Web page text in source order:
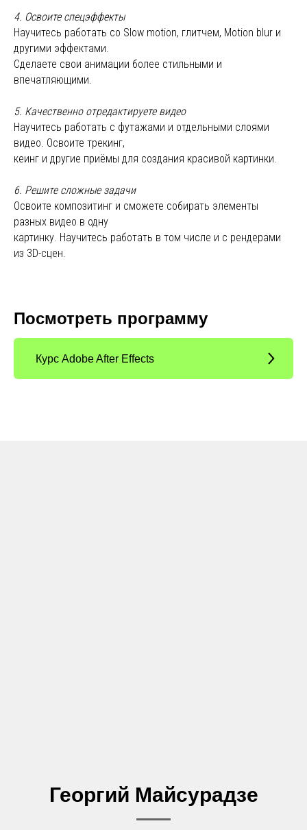
4. Освоите спецэффекты
Научитесь работать со Slow motion, глитчем, Motion blur и
другими эффектами.
Сделаете свои анимации более стильными и
впечатляющими.
5. Качественно отредактируете видео
Научитесь работать с футажами и отдельными слоями
видео. Освоите трекинг,
кеинг и другие приёмы для создания красивой картинки.
6. Решите сложные задачи
Освоите композитинг и сможете собирать элементы
разных видео в одну
картинку. Научитесь работать в том числе и с рендерами
из 3D-сцен.
Посмотреть программу
Курс Adobe After Effects
Георгий Майсурадзе